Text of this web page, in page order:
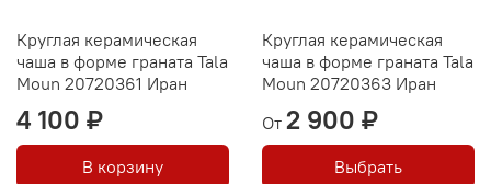
Круглая керамическая
чаша в форме граната Tala
Moun 20720361 Иран
4 100 ₽
В корзину
Круглая керамическая
чаша в форме граната Tala
Moun 20720363 Иран
От 2 900 ₽
Выбрать